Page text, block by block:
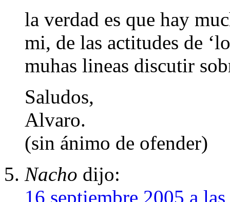
la verdad es que hay
mi, de las actitudes de
muhas lineas discutir
Saludos,
Alvaro.
(sin ánimo de ofender)
Nacho dijo:
16 septiembre 2005 a